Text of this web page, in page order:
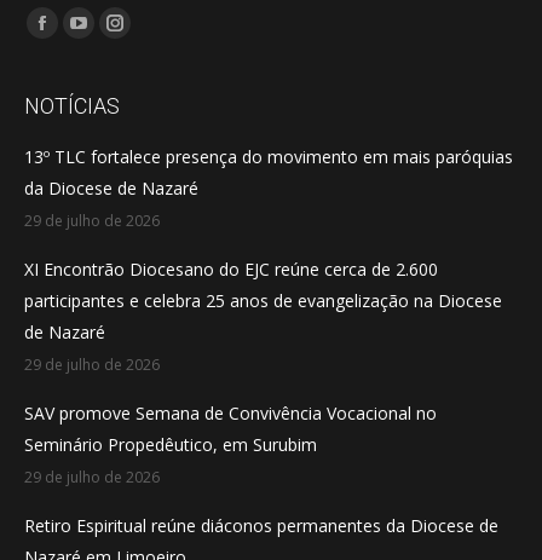
Encontre-nos em:
Facebook
opens
new
window
YouTube
opens
new
window
Instagram
opens
new
window
NOTÍCIAS
13º TLC fortalece presença do movimento em mais paróquias
da Diocese de Nazaré
29 de julho de 2026
XI Encontrão Diocesano do EJC reúne cerca de 2.600
participantes e celebra 25 anos de evangelização na Diocese
de Nazaré
29 de julho de 2026
SAV promove Semana de Convivência Vocacional no
Seminário Propedêutico, em Surubim
29 de julho de 2026
Retiro Espiritual reúne diáconos permanentes da Diocese de